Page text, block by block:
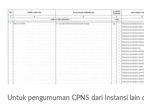
Untuk pengumuman CPNS dari Instansi lain